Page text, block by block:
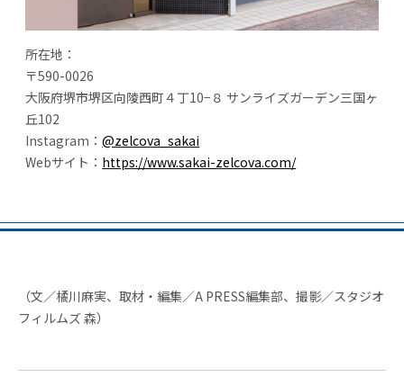
所在地：
〒590-0026
大阪府堺市堺区向陵西町４丁10−８ サンライズガーデン三国ヶ
丘102
Instagram：@zelcova_sakai
Webサイト： https://www.sakai-zelcova.com/
（文／橘川麻実、取材・編集／A PRESS編集部、撮影／スタジオ
フィルムズ 森）